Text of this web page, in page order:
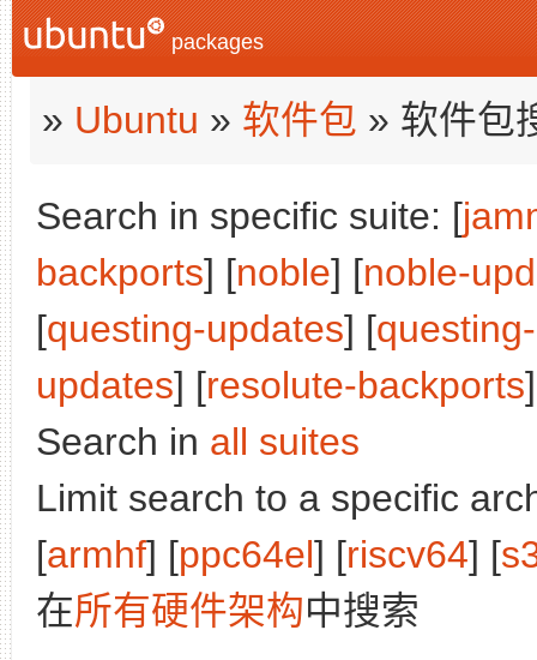
packages
» Ubuntu » 软件包 » 软件包
Search in specific suite: [
backports] [noble] [noble-
[questing-updates] [
updates] [resolute-backports
Search in all suites
Limit search to a specific
[armhf] [ppc64el] [riscv64] [
在所有硬件架构中搜索